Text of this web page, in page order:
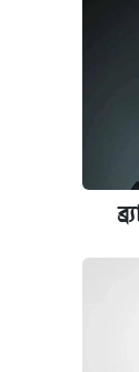
আজ
কবে শুরু
আজকের
নবম